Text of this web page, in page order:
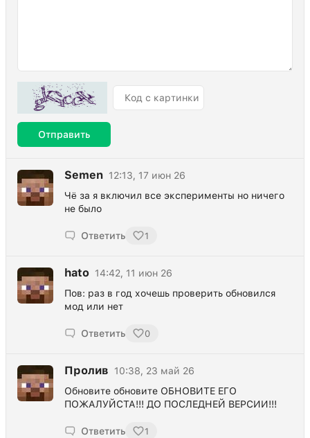
Отправить
Semen 12:13, 17 июн 26
Чë за я включил все эксперименты но ничего
не было
Ответить 1
hato 14:42, 11 июн 26
Пов: раз в год хочешь проверить обновился
мод или нет
Ответить 0
Пролив
10:38, 23 май 26
Обновите обновите ОБНОВИТЕ ЕГО
ПОЖАЛУЙСТА!!! ДО ПОСЛЕДНЕЙ ВЕРСИИ!!!
Ответить 1